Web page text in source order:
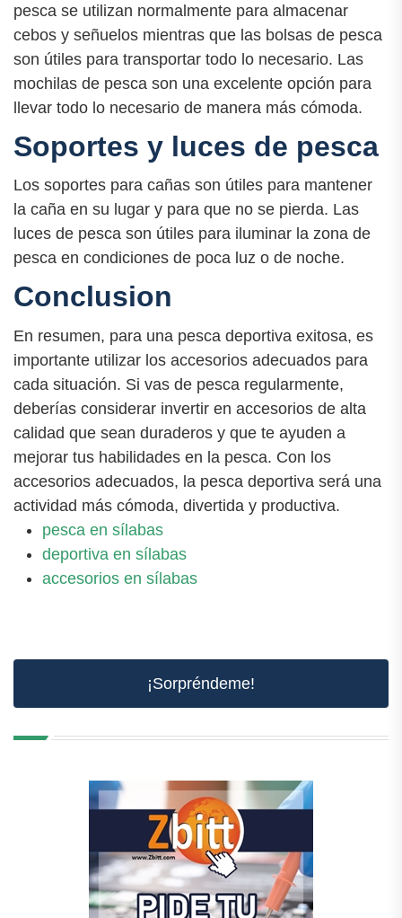
pesca se utilizan normalmente para almacenar
cebos y señuelos mientras que las bolsas de pesca
son útiles para transportar todo lo necesario. Las
mochilas de pesca son una excelente opción para
llevar todo lo necesario de manera más cómoda.
Soportes y luces de pesca
Los soportes para cañas son útiles para mantener
la caña en su lugar y para que no se pierda. Las
luces de pesca son útiles para iluminar la zona de
pesca en condiciones de poca luz o de noche.
Conclusion
En resumen, para una pesca deportiva exitosa, es
importante utilizar los accesorios adecuados para
cada situación. Si vas de pesca regularmente,
deberías considerar invertir en accesorios de alta
calidad que sean duraderos y que te ayuden a
mejorar tus habilidades en la pesca. Con los
accesorios adecuados, la pesca deportiva será una
actividad más cómoda, divertida y productiva.
pesca en sílabas
deportiva en sílabas
accesorios en sílabas
¡Sorpréndeme!